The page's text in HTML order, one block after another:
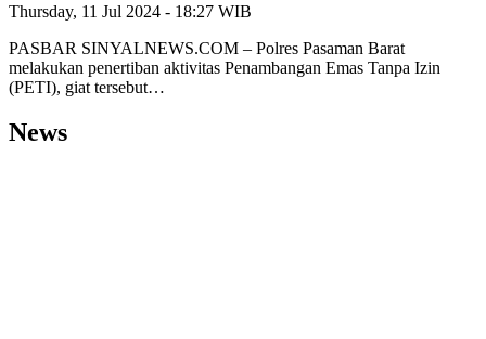
Thursday, 11 Jul 2024 - 18:27 WIB
PASBAR SINYALNEWS.COM – Polres Pasaman Barat
melakukan penertiban aktivitas Penambangan Emas Tanpa Izin
(PETI), giat tersebut…
News